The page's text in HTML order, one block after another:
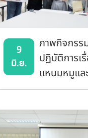
9
มิ.ย.
ภาพกิจกรร
ปฏิบัติการเ
แหนมหมูแล
(ไส้กรอกอีส